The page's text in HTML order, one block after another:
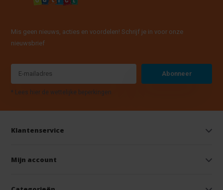
Mis geen nieuws, acties en voordelen! Schrijf je in voor onze
nieuwsbrief
Abonneer
* Lees hier de wettelijke beperkingen
Klantenservice
Mijn account